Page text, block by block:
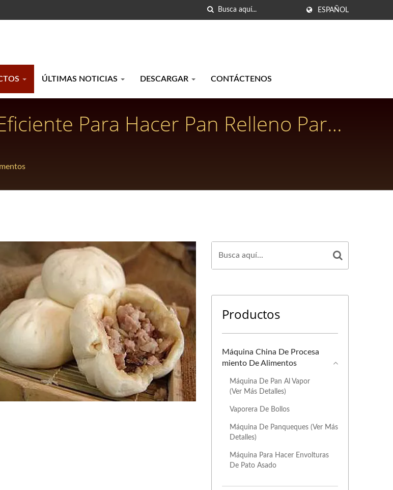
ESPAÑOL
ÚLTIMAS NOTICIAS DESCARGAR CONTÁCTENOS
Para Hacer Pan Relleno Para
Productos
Máquina China De Procesa
Miento De Alimentos
Máquina De Pan Al Vapor
(ver Más Detalles)
Vaporera De Bollos
Máquina De Panqueques (ver Más
Detalles)
Máquina Para Hacer Envolturas
De Pato Asado